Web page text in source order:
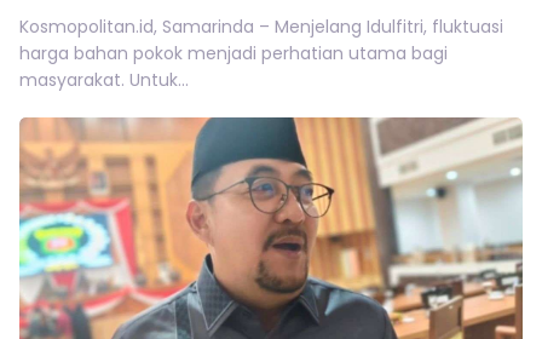
Kosmopolitan.id, Samarinda – Menjelang Idulfitri, fluktuasi
harga bahan pokok menjadi perhatian utama bagi
masyarakat. Untuk...